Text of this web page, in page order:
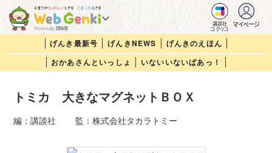
講談社
コクリコ
マイページ
げんき最新号 げんきNEWS
げんきのえほん
おかあさんといっしょ
いないいないばあっ！
トミカ 大きなマグネットＢＯＸ
編：講談社 監：株式会社タカラトミー